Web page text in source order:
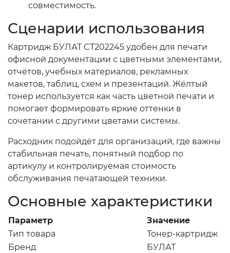
совместимость.
Сценарии использования
Картридж БУЛАТ CT202245 удобен для печати
офисной документации с цветными элементами,
отчётов, учебных материалов, рекламных
макетов, таблиц, схем и презентаций. Жёлтый
тонер используется как часть цветной печати и
помогает формировать яркие оттенки в
сочетании с другими цветами системы.
Расходник подойдёт для организаций, где важны
стабильная печать, понятный подбор по
артикулу и контролируемая стоимость
обслуживания печатающей техники.
Основные характеристики
Параметр
Значение
Тип товара
Тонер-картридж
Бренд
БУЛАТ